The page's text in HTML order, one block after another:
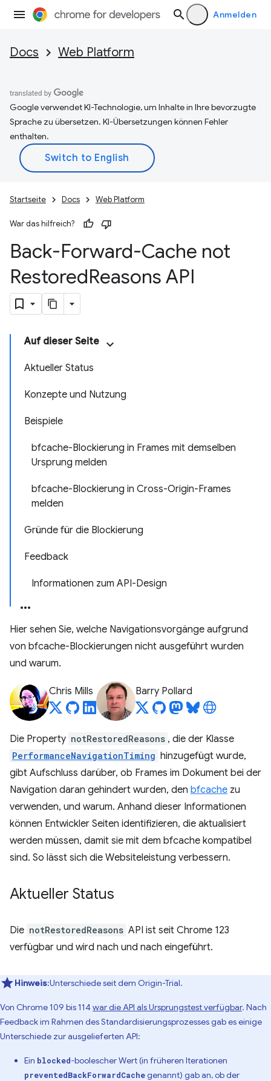
Anmelden
Docs Web Platform
Google verwendet KI-Technologie, um Inhalte in Ihre bevorzugte
Sprache zu übersetzen. KI-Übersetzungen können Fehler
enthalten.
Startseite Docs Web Platform
War das hilfreich?
Back-Forward-Cache not
RestoredReasons API
Auf dieser Seite
Aktueller Status
Konzepte und Nutzung
Beispiele
bfcache-Blockierung in Frames mit demselben
Ursprung melden
bfcache-Blockierung in Cross-Origin-Frames
melden
Gründe für die Blockierung
Feedback
Informationen zum API-Design
Hier sehen Sie, welche Navigationsvorgänge aufgrund
von bfcache-Blockierungen nicht ausgeführt wurden
und warum.
Chris Mills Barry Pollard
Die Property notRestoredReasons , die der Klasse
PerformanceNavigationTiming hinzugefügt wurde,
gibt Aufschluss darüber, ob Frames im Dokument bei der
Navigation daran gehindert wurden, den bfcache zu
verwenden, und warum. Anhand dieser Informationen
können Entwickler Seiten identifizieren, die aktualisiert
werden müssen, damit sie mit dem bfcache kompatibel
sind. So lässt sich die Websiteleistung verbessern.
Aktueller Status
Die notRestoredReasons API ist seit Chrome 123
verfügbar und wird nach und nach eingeführt.
Hinweis:Unterschiede seit dem Origin-Trial.
Von Chrome 109 bis 114war die API als Ursprungstest verfügbar. Nach
Feedback im Rahmen des Standardisierungsprozesses gab es einige
Unterschiede zur ausgelieferten API:
Ein blocked-boolescher Wert (in früheren Iterationen
preventedBackForwardCachegenannt) gab an, ob der